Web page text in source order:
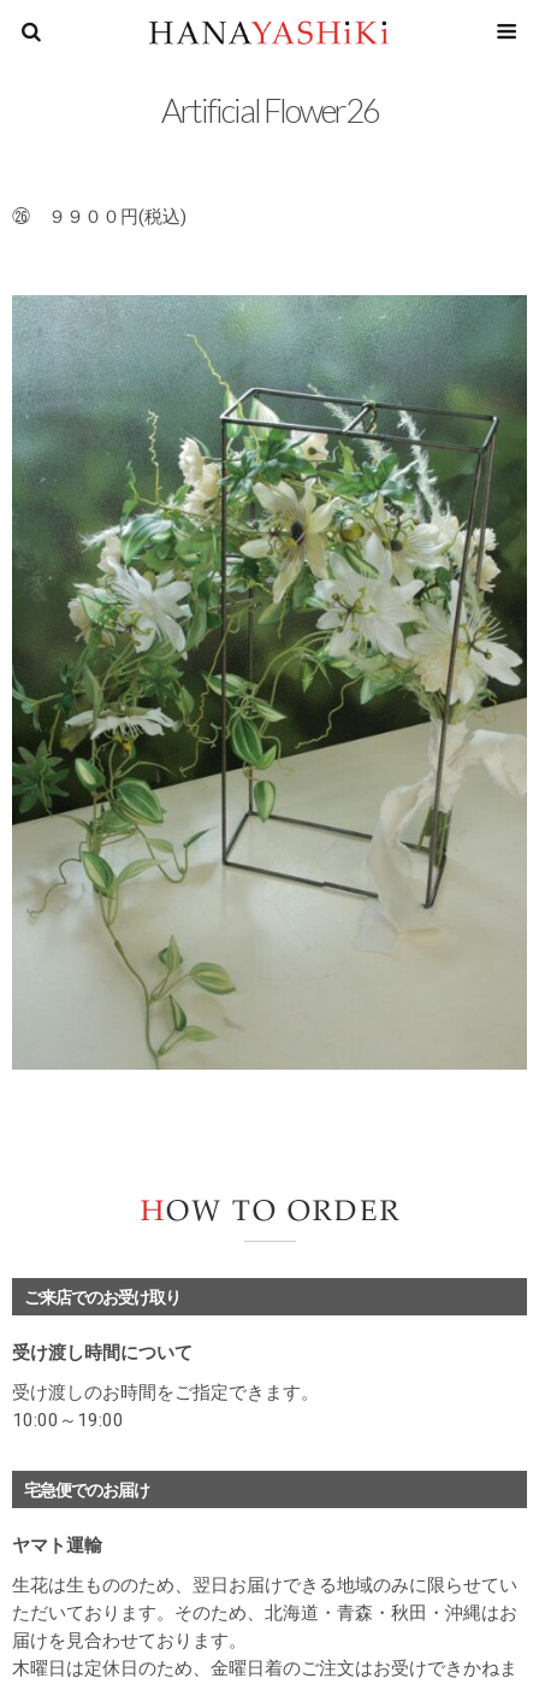
花屋四季
Artificial Flower26
㉖ ９９００円(税込)
ご来店でのお受け取り
受け渡し時間について
受け渡しのお時間をご指定できます。
10:00～19:00
宅急便でのお届け
ヤマト運輸
生花は生もののため、翌日お届けできる地域のみに限らせてい
ただいております。そのため、北海道・青森・秋田・沖縄はお
届けを見合わせております。
木曜日は定休日のため、金曜日着のご注文はお受けできかねま